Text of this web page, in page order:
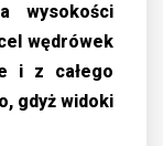
wysokości
wędrówek
i z całego
gdyż widoki